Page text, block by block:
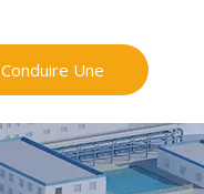
Conduire Une
Investigation